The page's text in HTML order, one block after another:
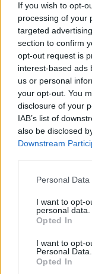
If you wish to opt-
processing of your
targeted
section to confirm
opt-out request is
interest-based ads
us or personal
your opt-out. You
disclosure of your
IAB’s list of
also be disclosed
Downstream
Personal
I want to opt-
personal data.
Opted In
I want to opt-
Personal Data.
Opted In
Aukció helye:
Tételszám: 90
Eladó
Bemutatkozás:
aukcionálása.